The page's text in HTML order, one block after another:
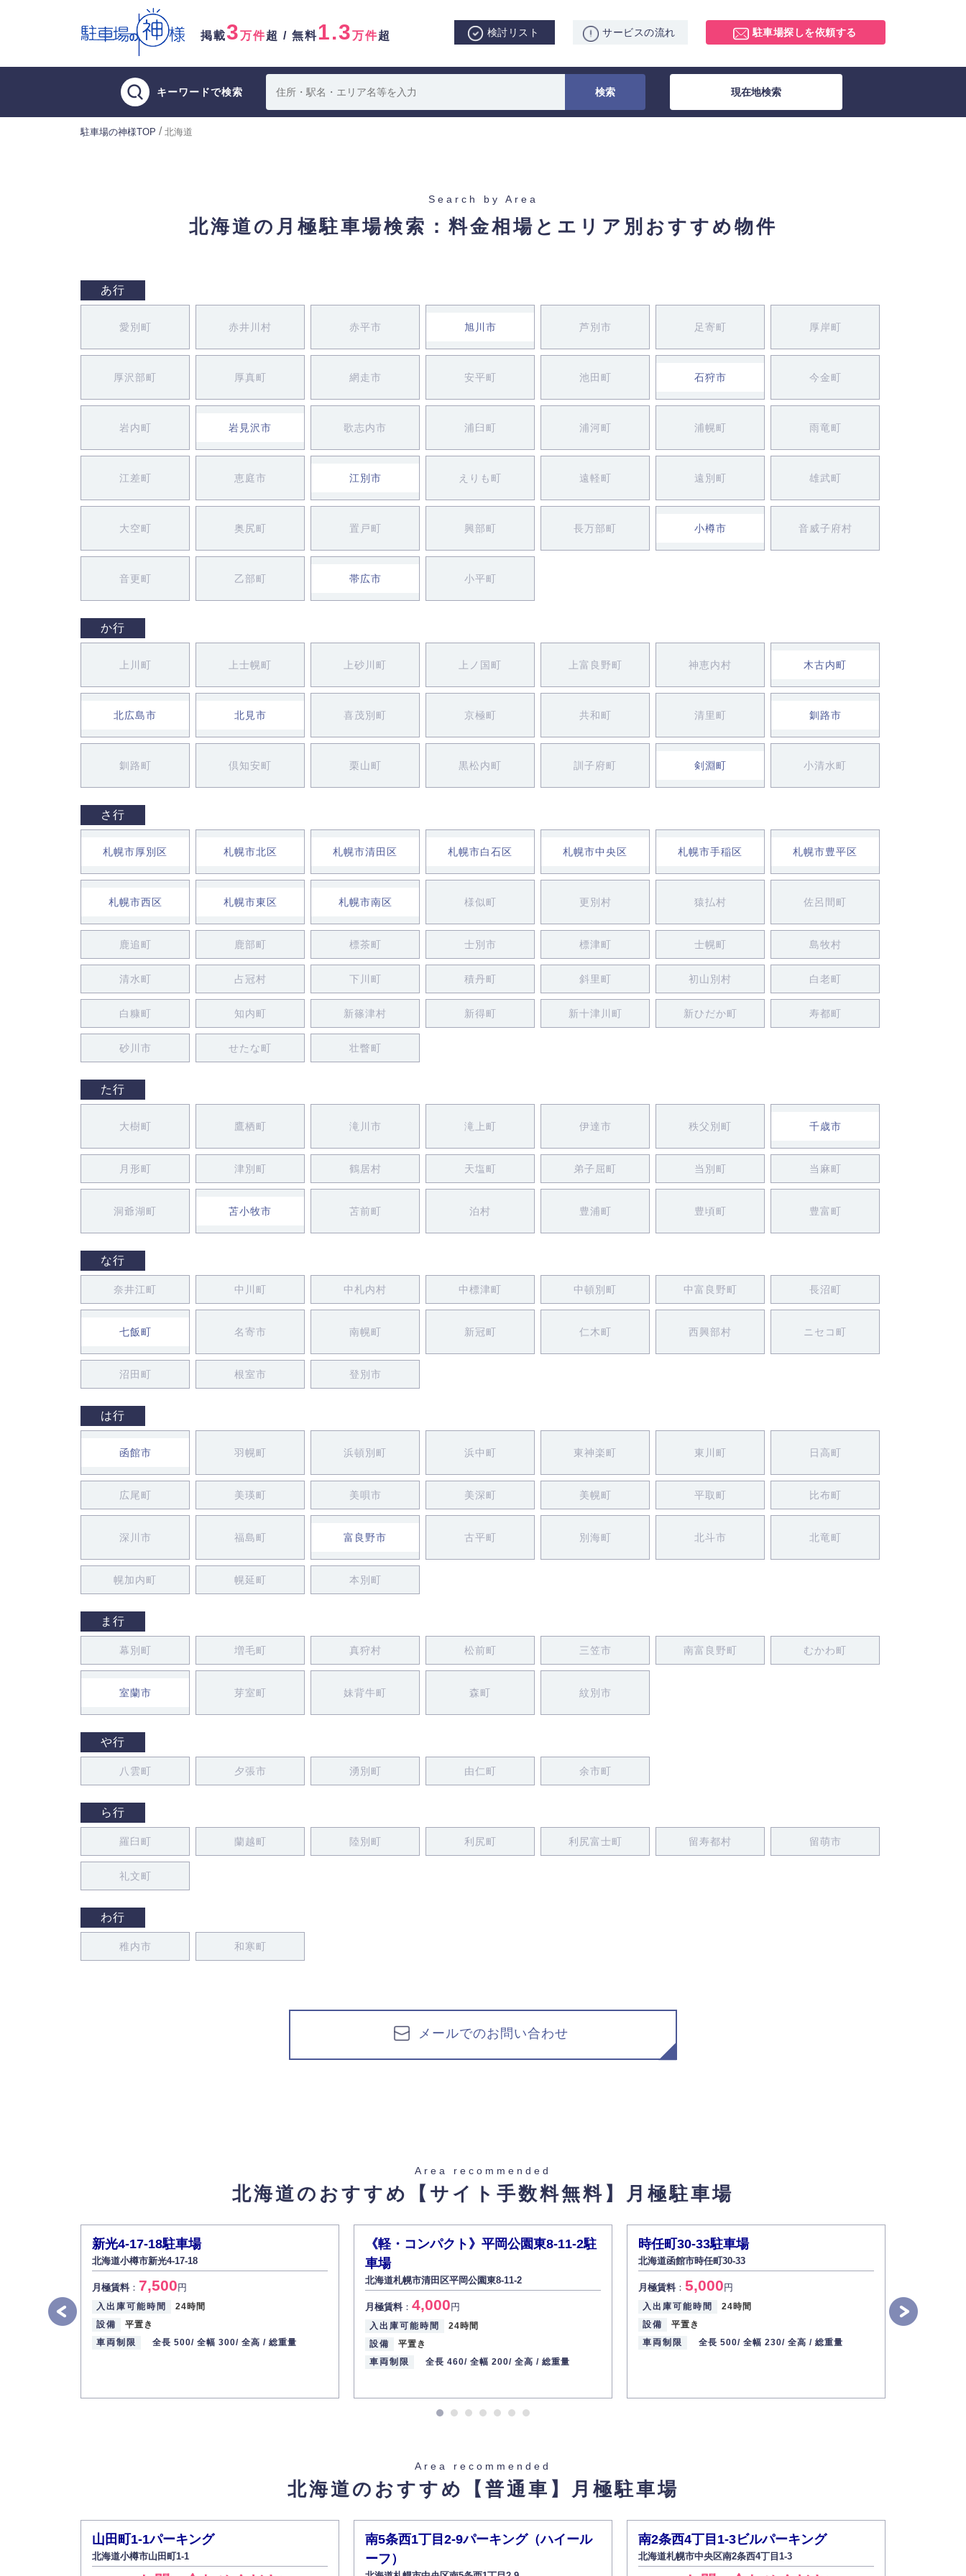
掲載3万件超 / 無料1.3万件超 検討リスト サービスの流れ 駐車場探しを依頼する
キーワードで検索 現在地検索
駐車場の神様TOP / 北海道
Search by Area
北海道の月極駐車場検索： 料金相場とエリア別おすすめ物件
あ行
愛別町 赤井川村 赤平市 旭川市 芦別市 足寄町 厚岸町
厚沢部町 厚真町 網走市 安平町 池田町 石狩市 今金町
岩内町 岩見沢市 歌志内市 浦臼町 浦河町 浦幌町 雨竜町
江差町 恵庭市 江別市 えりも町 遠軽町 遠別町 雄武町
大空町 奥尻町 置戸町 興部町 長万部町 小樽市 音威子府村
音更町 乙部町 帯広市 小平町
か行
上川町 上士幌町 上砂川町 上ノ国町 上富良野町 神恵内村 木古内町
北広島市 北見市 喜茂別町 京極町 共和町 清里町 釧路市
釧路町 倶知安町 栗山町 黒松内町 訓子府町 剣淵町 小清水町
さ行
札幌市厚別区 札幌市北区 札幌市清田区 札幌市白石区 札幌市中央区 札幌市手稲区 札幌市豊平区
札幌市西区 札幌市東区 札幌市南区 様似町 更別村 猿払村 佐呂間町
鹿追町 鹿部町 標茶町 士別市 標津町 士幌町 島牧村
清水町 占冠村 下川町 積丹町 斜里町 初山別村 白老町
白糠町 知内町 新篠津村 新得町 新十津川町 新ひだか町 寿都町
砂川市 せたな町 壮瞥町
た行
大樹町 鷹栖町 滝川市 滝上町 伊達市 秩父別町 千歳市
月形町 津別町 鶴居村 天塩町 弟子屈町 当別町 当麻町
洞爺湖町 苫小牧市 苫前町 泊村 豊浦町 豊頃町 豊富町
な行
奈井江町 中川町 中札内村 中標津町 中頓別町 中富良野町 長沼町
七飯町 名寄市 南幌町 新冠町 仁木町 西興部村 ニセコ町
沼田町 根室市 登別市
は行
函館市 羽幌町 浜頓別町 浜中町 東神楽町 東川町 日高町
広尾町 美瑛町 美唄市 美深町 美幌町 平取町 比布町
深川市 福島町 富良野市 古平町 別海町 北斗市 北竜町
幌加内町 幌延町 本別町
ま行
幕別町 増毛町 真狩村 松前町 三笠市 南富良野町 むかわ町
室蘭市 芽室町 妹背牛町 森町 紋別市
や行
八雲町 夕張市 湧別町 由仁町 余市町
ら行
羅臼町 蘭越町 陸別町 利尻町 利尻富士町 留寿都村 留萌市
礼文町
わ行
稚内市 和寒町
メールでのお問い合わせ
Area recommended
北海道のおすすめ 【サイト手数料無料】月極駐車場
新光4-17-18駐車場
北海道小樽市新光4-17-18
月極賃料： 7,500円
入出庫可能時間
24時間
設備
平置き
車両制限
全長 500/ 全幅 300/ 全高 / 総重量
《軽・コンパクト》平岡公園東8-11-2駐
車場
北海道札幌市清田区平岡公園東8-11-2
月極賃料： 4,000円
入出庫可能時間
24時間
設備
平置き
車両制限
全長 460/ 全幅 200/ 全高 / 総重量
時任町30-33駐車場
北海道函館市時任町30-33
月極賃料： 5,000円
入出庫可能時間
24時間
設備
平置き
車両制限
全長 500/ 全幅 230/ 全高 / 総重量
月極賃料
Area recommended
北海道のおすすめ 【普通車】月極駐車場
山田町1-1パーキング
北海道小樽市山田町1-1
南5条西1丁目2-9パーキング（ハイール
ーフ）
南2条西4丁目1-3ビルパーキング
北海道札幌市中央区南2条西4丁目1-3